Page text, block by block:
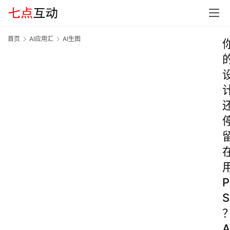
首页 AI应用汇 AI生图
P
S